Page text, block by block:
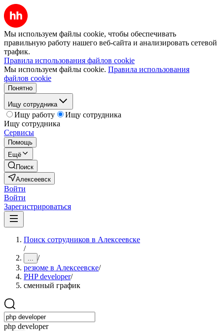
Мы используем файлы cookie, чтобы обеспечивать
правильную работу нашего веб-сайта и анализировать сетевой
трафик.
Правила использования файлов cookie
Мы используем файлы cookie. Правила использования
файлов cookie
Понятно
Ищу сотрудника
Ищу работу
Ищу сотрудника
Ищу сотрудника
Сервисы
Помощь
Ещё
Поиск
Алексеевск
Войти
Войти
Зарегистрироваться
Поиск сотрудников в Алексеевске
/
... /
резюме в Алексеевске/
PHP developer/
сменный график
php developer